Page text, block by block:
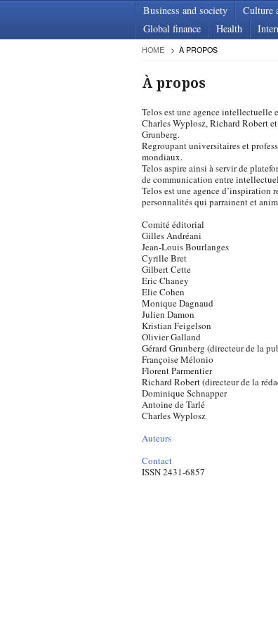
Business and society Culture
Global finance
Health
HOME À PROPOS
À propos
Telos est une agence intellectuelle
Charles Wyplosz, Richard Robert
Grunberg.
Regroupant universitaires et
mondiaux.
Telos aspire ainsi à servir de
de communication entre
Telos est une agence d’inspiration
personnalités qui parrainent et
Comité éditorial
Gilles Andréani
Jean-Louis Bourlanges
Cyrille Bret
Gilbert Cette
Eric Chaney
Elie Cohen
Monique Dagnaud
Julien Damon
Kristian Feigelson
Olivier Galland
Gérard Grunberg (directeur de la
Françoise Mélonio
Florent Parmentier
Richard Robert (directeur de la
Dominique Schnapper
Antoine de Tarlé
Charles Wyplosz
Auteurs
Contact
ISSN 2431-6857